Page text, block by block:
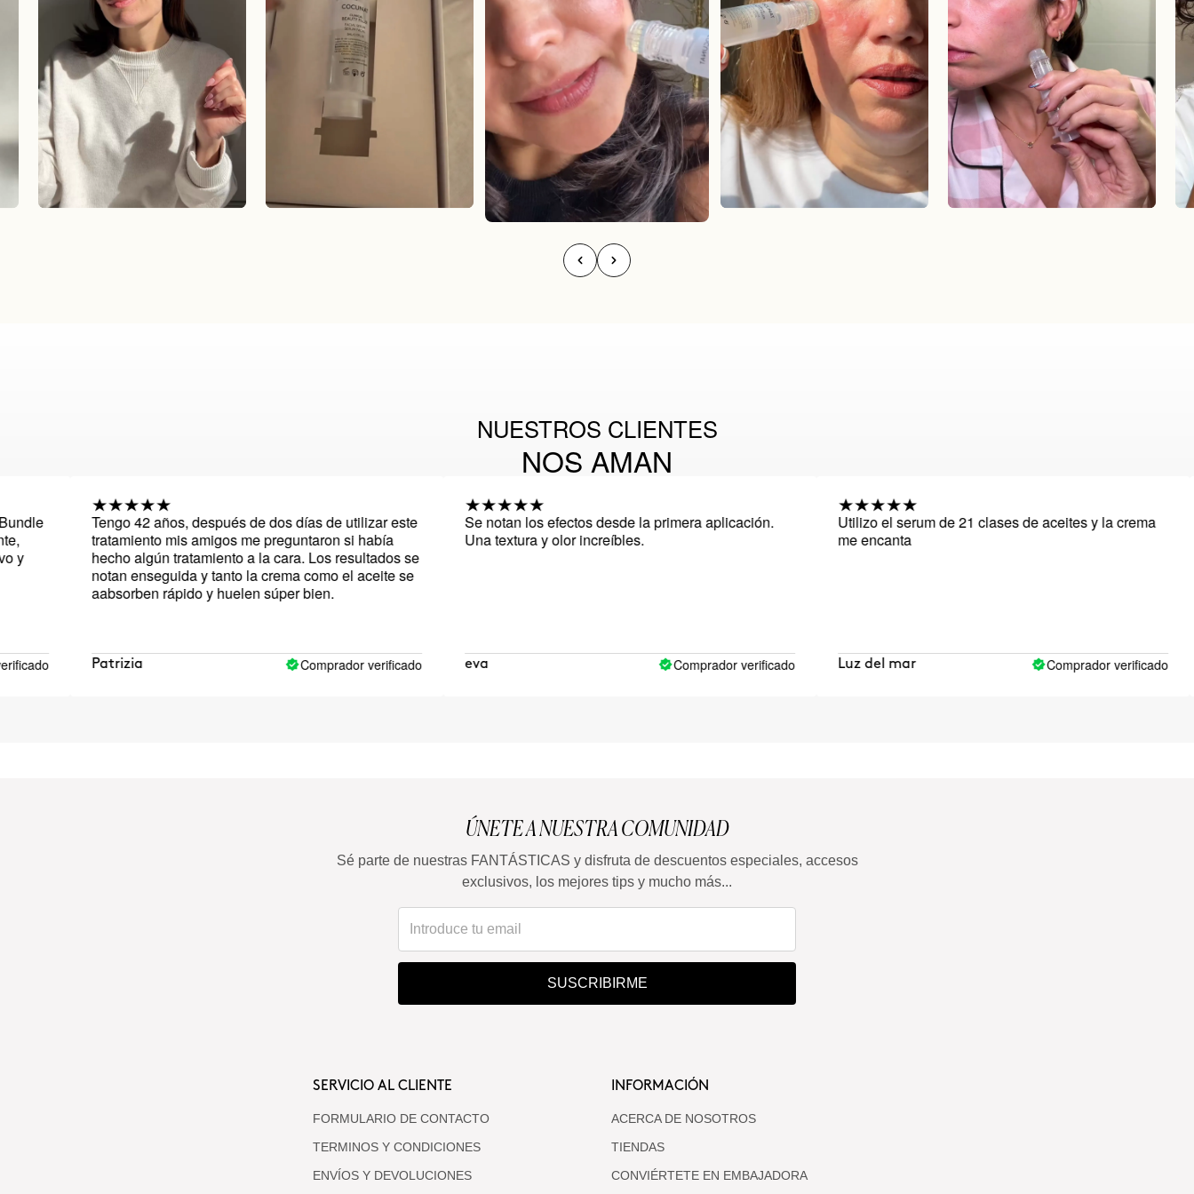
NUESTROS CLIENTES
NOS AMAN
Tengo 42 años, después de dos días de utilizar este
tratamiento mis amigos me preguntaron si había
hecho algún tratamiento a la cara. Los resultados se
notan enseguida y tanto la crema como el aceite se
aabsorben rápido y huelen súper bien.
Patrizia Comprador verificado
Se notan los efectos desde la primera aplicación.
Una textura y olor increíbles.
Comprador verificado
Utilizo el serum de 21 clases de aceites y la crema
me encanta
Luz del mar Comprador verificado
ÚNETE A NUESTRA COMUNIDAD
Sé parte de nuestras FANTÁSTICAS y disfruta de descuentos especiales, accesos
exclusivos, los mejores tips y mucho más...
SUSCRIBIRME
SERVICIO AL CLIENTE
FORMULARIO DE CONTACTO
TERMINOS Y CONDICIONES
ENVÍOS Y DEVOLUCIONES
INFORMACIÓN
ACERCA DE NOSOTROS
TIENDAS
CONVIÉRTETE EN EMBAJADORA